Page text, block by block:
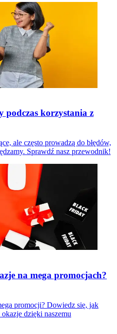
podczas korzystania z
ale często prowadzą do błędów,
Sprawdź nasz przewodnik!
na mega promocjach?
promocji? Dowiedz się, jak
dzięki naszemu